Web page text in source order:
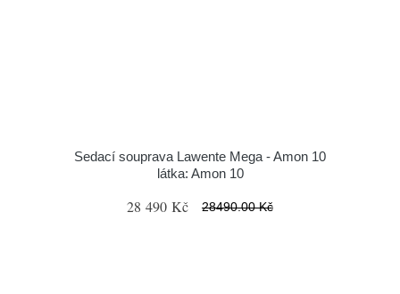
Sedací souprava Lawente Mega - Amon 10
látka: Amon 10
28 490 Kč 28490.00 Kč